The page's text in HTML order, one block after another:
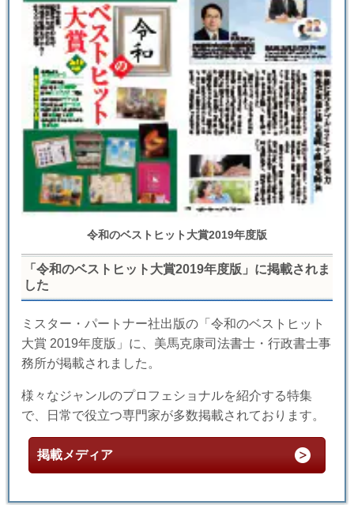
令和のベストヒット大賞2019年度版
「令和のベストヒット大賞2019年度版」に掲載されま
した
ミスター・パートナー社出版の「令和のベストヒット
大賞 2019年度版」に、美馬克康司法書士・行政書士事
務所が掲載されました。
様々なジャンルのプロフェショナルを紹介する特集
で、日常で役立つ専門家が多数掲載されております。
掲載メディア